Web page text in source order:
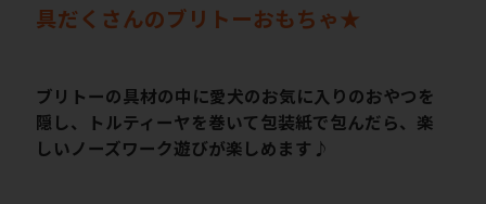
具だくさんのブリトーおもちゃ★
ブリトーの具材の中に愛犬のお気に入りのおやつを
隠し、トルティーヤを巻いて包装紙で包んだら、楽
しいノーズワーク遊びが楽しめます♪